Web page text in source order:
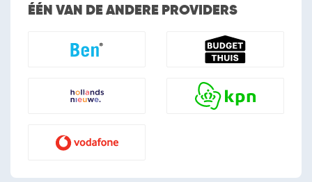
ÉÉN VAN DE ANDERE PROVIDERS